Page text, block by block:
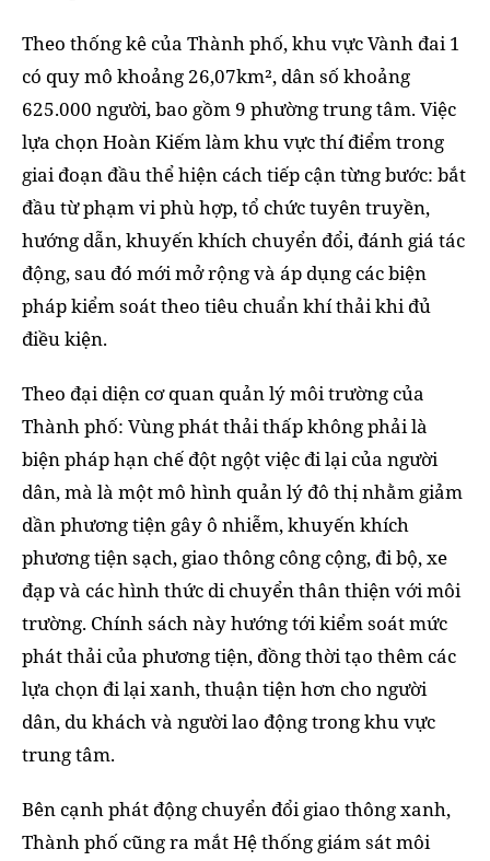
Theo thống kê của Thành phố, khu vực Vành đai 1
có quy mô khoảng 26,07km², dân số khoảng
625.000 người, bao gồm 9 phường trung tâm. Việc
lựa chọn Hoàn Kiếm làm khu vực thí điểm trong
giai đoạn đầu thể hiện cách tiếp cận từng bước: bắt
đầu từ phạm vi phù hợp, tổ chức tuyên truyền,
hướng dẫn, khuyến khích chuyển đổi, đánh giá tác
động, sau đó mới mở rộng và áp dụng các biện
pháp kiểm soát theo tiêu chuẩn khí thải khi đủ
điều kiện.
Theo đại diện cơ quan quản lý môi trường của
Thành phố: Vùng phát thải thấp không phải là
biện pháp hạn chế đột ngột việc đi lại của người
dân, mà là một mô hình quản lý đô thị nhằm giảm
dần phương tiện gây ô nhiễm, khuyến khích
phương tiện sạch, giao thông công cộng, đi bộ, xe
đạp và các hình thức di chuyển thân thiện với môi
trường. Chính sách này hướng tới kiểm soát mức
phát thải của phương tiện, đồng thời tạo thêm các
lựa chọn đi lại xanh, thuận tiện hơn cho người
dân, du khách và người lao động trong khu vực
trung tâm.
Bên cạnh phát động chuyển đổi giao thông xanh,
Thành phố cũng ra mắt Hệ thống giám sát môi